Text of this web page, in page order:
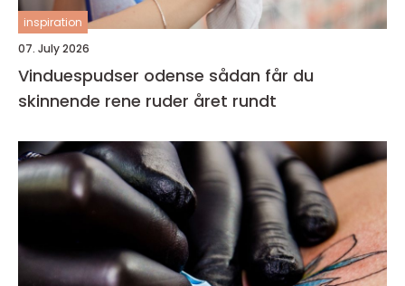
inspiration
07. July 2026
Vinduespudser odense sådan får du
skinnende rene ruder året rundt